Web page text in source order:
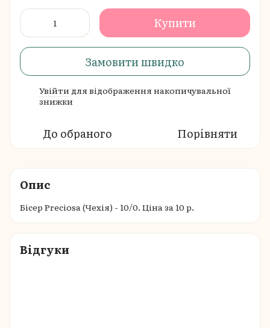
Купити
Замовити швидко
Увійти для відображення накопичувальної
знижки
До обраного Порівняти
Опис
Бісер Preciosa (Чехія) - 10/0. Ціна за 10 р.
Відгуки